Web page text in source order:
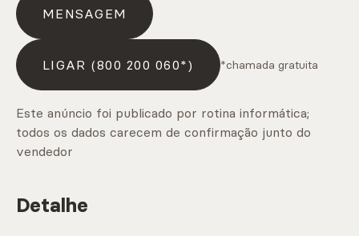
MENSAGEM
LIGAR (800 200 060*) *chamada gratuita
Este anúncio foi publicado por rotina informática;
todos os dados carecem de confirmação junto do
vendedor
Detalhe
CARREGAR MAIS